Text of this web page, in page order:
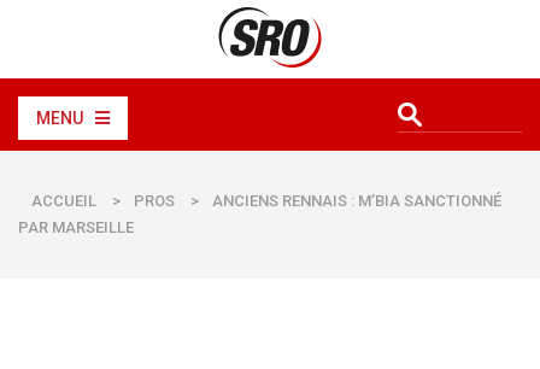
MENU
ACCUEIL > PROS >
ANCIENS RENNAIS : M’BIA SANCTIONNÉ
PAR MARSEILLE